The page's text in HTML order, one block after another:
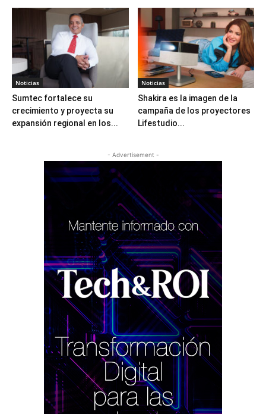
Noticias
Sumtec fortalece su
crecimiento y proyecta su
expansión regional en los...
Noticias
Shakira es la imagen de la
campaña de los proyectores
Lifestudio...
- Advertisement -